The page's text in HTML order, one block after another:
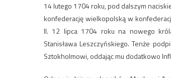
14 lutego 1704 roku, pod dalszym
konfederację wielkopolską w
II. 12 lipca 1704 roku na nowego
Stanisława Leszczyńskiego. Tenże
Sztokholmowi, oddając mu dodatkowo